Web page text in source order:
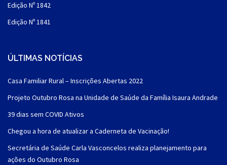
Edição Nº 1842
Edição Nº 1841
ÚLTIMAS NOTÍCIAS
Casa Familiar Rural – Inscrições Abertas 2022
Projeto Outubro Rosa na Unidade de Saúde da Família Isaura Andrade
39 dias sem COVID Ativos
Chegou a hora de atualizar a Caderneta de Vacinação!
Secretária de Saúde Carla Vasconcelos realiza planejamento para
ações do Outubro Rosa